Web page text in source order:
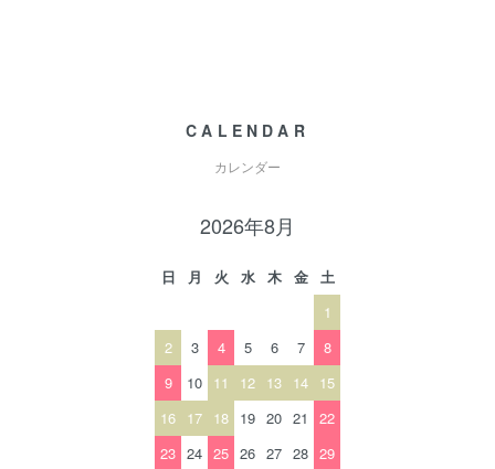
CALENDAR
カレンダー
2026年8月
日 月 火 水 木 金
土
1
2
3 4 5 6 7
8
9
10 11 12 13 14 15
16 17 18 19 20 21
22
23 24 25 26 27 28 29